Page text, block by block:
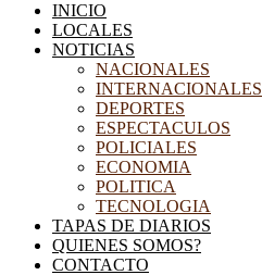
INICIO
LOCALES
NOTICIAS
NACIONALES
INTERNACIONALES
DEPORTES
ESPECTACULOS
POLICIALES
ECONOMIA
POLITICA
TECNOLOGIA
TAPAS DE DIARIOS
QUIENES SOMOS?
CONTACTO